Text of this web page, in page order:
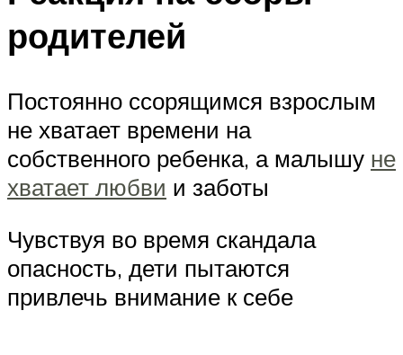
родителей
Постоянно ссорящимся взрослым
не хватает времени на
собственного ребенка, а малышу не
хватает любви и заботы
Чувствуя во время скандала
опасность, дети пытаются
привлечь внимание к себе